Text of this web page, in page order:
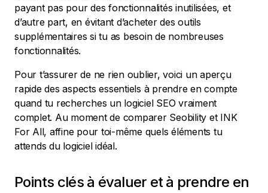
payant pas pour des fonctionnalités inutilisées, et
d’autre part, en évitant d’acheter des outils
supplémentaires si tu as besoin de nombreuses
fonctionnalités.
Pour t’assurer de ne rien oublier, voici un aperçu
rapide des aspects essentiels à prendre en compte
quand tu recherches un logiciel SEO vraiment
complet. Au moment de comparer Seobility et INK
For All, affine pour toi-même quels éléments tu
attends du logiciel idéal.
Points clés à évaluer et à prendre en